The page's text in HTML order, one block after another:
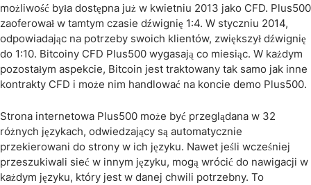
możliwość była dostępna już w kwietniu 2013 jako CFD. Plus500
zaoferował w tamtym czasie dźwignię 1:4. W styczniu 2014,
odpowiadając na potrzeby swoich klientów, zwiększył dźwignię
do 1:10. Bitcoiny CFD Plus500 wygasają co miesiąc. W każdym
pozostałym aspekcie, Bitcoin jest traktowany tak samo jak inne
kontrakty CFD i może nim handlować na koncie demo Plus500.
Strona internetowa Plus500 może być przeglądana w 32
różnych językach, odwiedzający są automatycznie
przekierowani do strony w ich języku. Nawet jeśli wcześniej
przeszukiwali sieć w innym języku, mogą wrócić do nawigacji w
każdym języku, który jest w danej chwili potrzebny. To